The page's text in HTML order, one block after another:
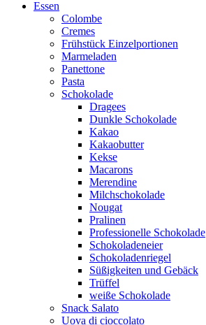
Essen
Colombe
Cremes
Frühstück Einzelportionen
Marmeladen
Panettone
Pasta
Schokolade
Dragees
Dunkle Schokolade
Kakao
Kakaobutter
Kekse
Macarons
Merendine
Milchschokolade
Nougat
Pralinen
Professionelle Schokolade
Schokoladeneier
Schokoladenriegel
Süßigkeiten und Gebäck
Trüffel
weiße Schokolade
Snack Salato
Uova di cioccolato